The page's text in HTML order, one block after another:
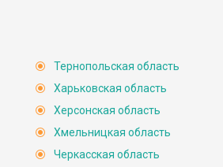
Тернопольская область
Харьковская область
Херсонская область
Хмельницкая область
Черкасская область